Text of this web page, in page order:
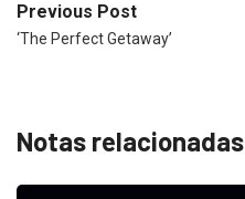
Previous Post
‘The Perfect Getaway’
Notas relacionadas